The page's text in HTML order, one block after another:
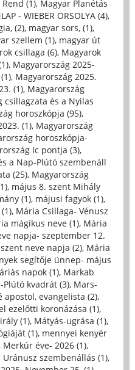
(1), Magyar Planétás
- WIEBER ORSOLYA (4),
(2), magyar sors, (1),
szellem (1), magyar út
csillaga (6), Magyarok
, Magyarország 2025-
, Magyarország 2025.
(1), Magyarország
csillagzata és a Nyilas
horoszkópja (95),
(1), Magyarország
horoszkópja-
Ic pontja (3),
a Nap-Plútó szembenáll
(25), Magyarország
, május 8. szent Mihály
(1), májusi fagyok (1),
, Mária Csillaga- Vénusz
mágikus neve (1), Mária
napja- szeptember 12.
neve napja (2), Mária
segítője ünnep- május
napok (1), Markab
Plútó kvadrát (3), Mars-
apostol, evangelista (2),
ezelőtti koronázása (1),
(1), Mátyás-ugrása (1),
(1), mennyei kenyér
Merkúr éve- 2026 (1),
szembenállás (1),